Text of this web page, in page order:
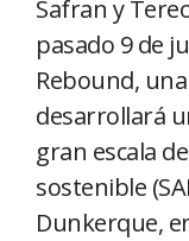
Safran y
pasado 9 de
Rebound,
desarrollará
gran escala
sostenible
Dunkerque,